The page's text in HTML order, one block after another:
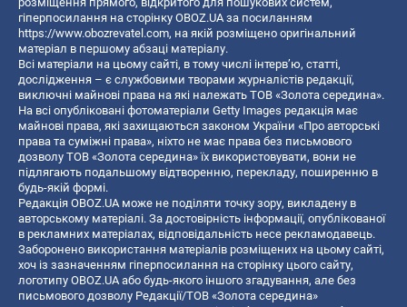
гіперпосилання на сторінку OBOZ.UA за посиланням
https://www.obozrevatel.com, на якій розміщено оригінальний
матеріал в першому абзаці матеріалу.
Всі матеріали на цьому сайті, в тому числі інтерв’ю, статті,
дослідження – є службовими творами журналістів редакції,
виключні майнові права на які належать ТОВ «Золота середина».
На всі опубліковані фотоматеріали Getty Images редакція має
майнові права, які захищаються законом України «Про авторські
права та суміжні права», ніхто не має права без письмового
дозволу ТОВ «Золота середина» їх використовувати, вони не
підлягають подальшому відтворенню, перекладу, поширенню в
будь-якій формі.
Редакція OBOZ.UA може не поділяти точку зору, викладену в
авторському матеріалі. За достовірність інформації, опублікованої
в рекламних матеріалах, відповідальність несе рекламодавець.
Заборонено використання матеріалів розміщених на цьому сайті,
хоч із зазначенням гіперпосилання на сторінку цього сайту,
логотипу OBOZ.UA або будь-якого іншого згадування, але без
письмового дозволу Редакції/ТОВ «Золота середина»